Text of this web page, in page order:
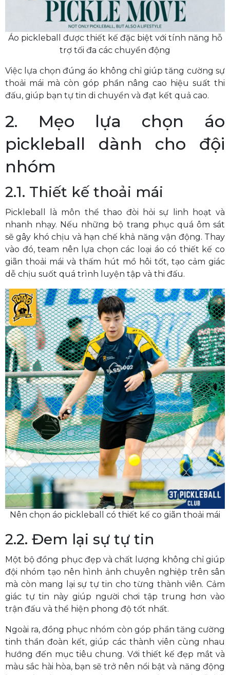
Áo pickleball được thiết kế đặc biệt với tính năng hỗ
trợ tối đa các chuyển động
Việc lựa chọn đúng áo không chỉ giúp tăng cường sự
thoải mái mà còn góp phần nâng cao hiệu suất thi
đấu, giúp bạn tự tin di chuyển và đạt kết quả cao.
2. Mẹo lựa chọn áo
pickleball dành cho đội
nhóm
2.1. Thiết kế thoải mái
Pickleball là môn thể thao đòi hỏi sự linh hoạt và
nhanh nhạy. Nếu những bộ trang phục quá ôm sát
sẽ gây khó chịu và hạn chế khả năng vận động. Thay
vào đó, team nên lựa chọn các loại áo có thiết kế co
giãn thoải mái và thấm hút mồ hôi tốt, tạo cảm giác
dễ chịu suốt quá trình luyện tập và thi đấu.
Nên chọn áo pickleball có thiết kế co giãn thoải mái
2.2. Đem lại sự tự tin
Một bộ đồng phục đẹp và chất lượng không chỉ giúp
đội nhóm tạo nên hình ảnh chuyên nghiệp trên sân
mà còn mang lại sự tự tin cho từng thành viên. Cảm
giác tự tin này giúp người chơi tập trung hơn vào
trận đấu và thể hiện phong độ tốt nhất.
Ngoài ra, đồng phục nhóm còn góp phần tăng cường
tinh thần đoàn kết, giúp các thành viên cùng nhau
hướng đến mục tiêu chung. Với thiết kế đẹp mắt và
màu sắc hài hòa, bạn sẽ trở nên nổi bật và năng động